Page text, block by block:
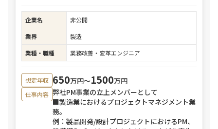
企業名
非公開
業界
製造
業種・職種
業務改善・変革エンジニア
想定年収 650万円〜1500万円
仕事内容 弊社PM事業の立上メンバーとして
■製造業におけるプロジェクトマネジメント業
務。
例：製品開発/設計プロジェクトにおけるPM、